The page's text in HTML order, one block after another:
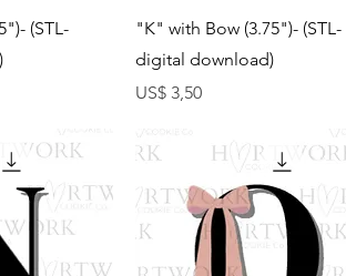
rápida
(STL-
Visualização rápida
"K" with Bow (3.75")- (STL-
digital download)
Preço
US$ 3,50